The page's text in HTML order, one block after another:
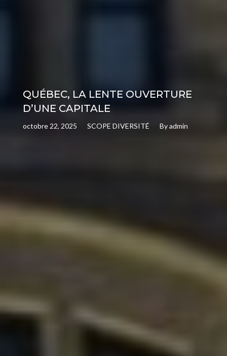
QUÉBEC, LA LENTE OUVERTURE
D’UNE CAPITALE
octobre 22, 2025 SCOPE DIVERSITÉ Byadmin